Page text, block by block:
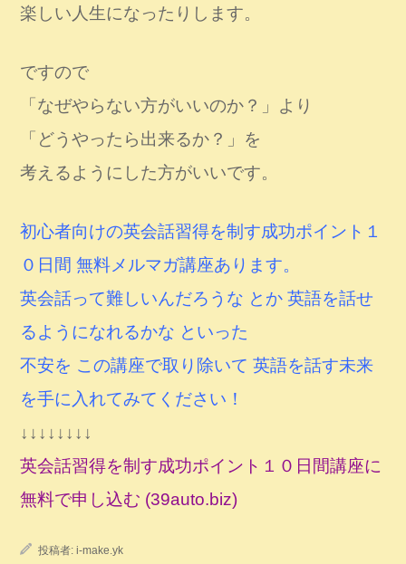
楽しい人生になったりします。
ですので
「なぜやらない方がいいのか？」より
「どうやったら出来るか？」を
考えるようにした方がいいです。
初心者向けの英会話習得を制す成功ポイント１
０日間 無料メルマガ講座あります。
英会話って難しいんだろうな とか 英語を話せ
るようになれるかな といった
不安を この講座で取り除いて 英語を話す未来
を手に入れてみてください！
↓↓↓↓↓↓↓↓
英会話習得を制す成功ポイント１０日間講座に
無料で申し込む (39auto.biz)
投稿者: i-make.yk